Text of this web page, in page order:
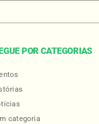
POR CATEGORIAS
categoria